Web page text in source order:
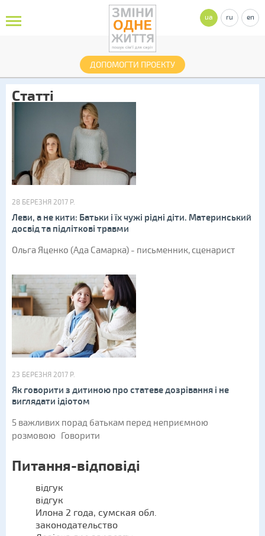
ДОПОМОГТИ ПРОЕКТУ
ua ru en
Статті
28 БЕРЕЗНЯ 2017 Р.
Леви, а не кити: Батьки і їх чужі рідні діти. Материнський
досвід та підліткові травми
Ольга Яценко (Ада Самарка) - письменник, сценарист
23 БЕРЕЗНЯ 2017 Р.
Як говорити з дитиною про статеве дозрівання і не
виглядати ідіотом
5 важливих порад батькам перед неприємною
розмовою Говорити
Питання-відповіді
відгук
відгук
Илона 2 года, сумская обл.
законодательство